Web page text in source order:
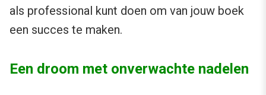
als professional kunt doen om van jouw boek
een succes te maken.
Een droom met onverwachte nadelen